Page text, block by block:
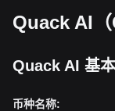
Quack AI（
Quack AI 基
币种名称: